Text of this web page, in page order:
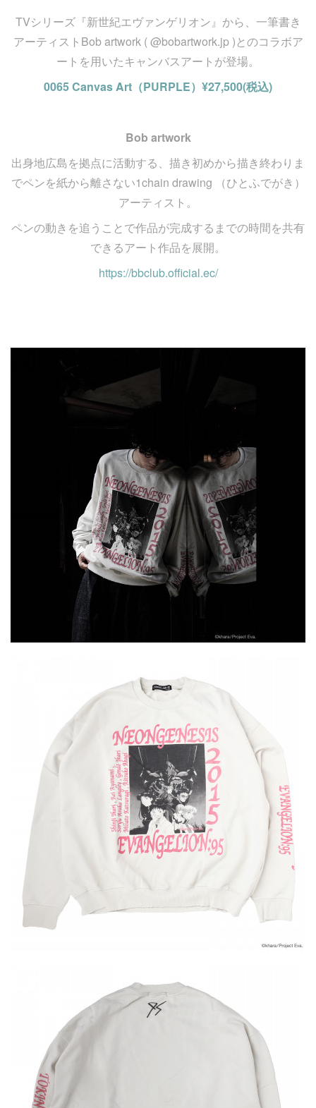
TVシリーズ『新世紀エヴァンゲリオン』から、一筆書き
アーティストBob artwork ( @bobartwork.jp )とのコラボア
ートを用いたキャンバスアートが登場。
0065 Canvas Art（PURPLE）¥27,500(税込)
Bob artwork
出身地広島を拠点に活動する、描き初めから描き終わりま
でペンを紙から離さない1chain drawing （ひとふでがき）
アーティスト。
ペンの動きを追うことで作品が完成するまでの時間を共有
できるアート作品を展開。
https://bbclub.official.ec/